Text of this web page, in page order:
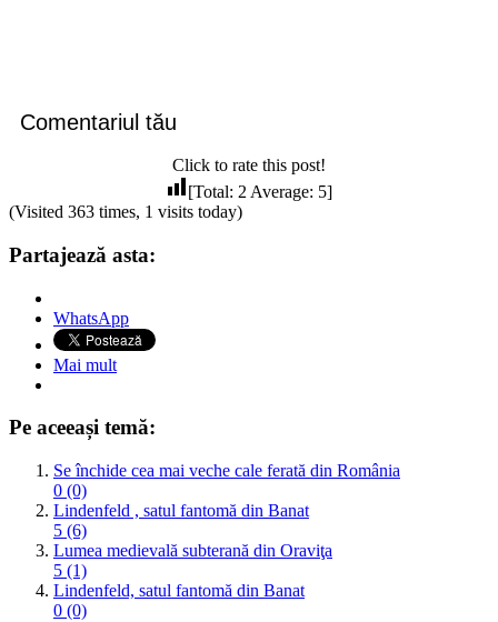
Comentariul tău
Click to rate this post!
[Total: 2 Average: 5]
(Visited 363 times, 1 visits today)
Partajează asta:
WhatsApp
Mai mult
Pe aceeași temă:
Se închide cea mai veche cale ferată din România
0 (0)
Lindenfeld , satul fantomă din Banat
5 (6)
Lumea medievală subterană din Oraviţa
5 (1)
Lindenfeld, satul fantomă din Banat
0 (0)